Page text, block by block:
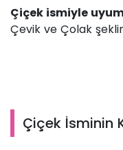
Çiçek ismiyle
Çevik ve Çolak
Çiçek İsminin